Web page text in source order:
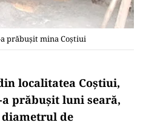
prăbușit mina Coștiui
localitatea Coştiui,
prăbușit luni seară,
de